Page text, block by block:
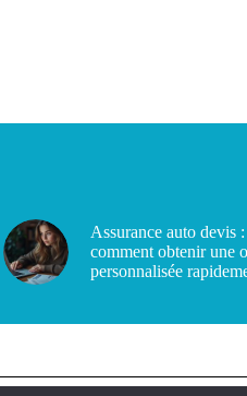
Assurance auto devis :
comment obtenir une
personnalisée